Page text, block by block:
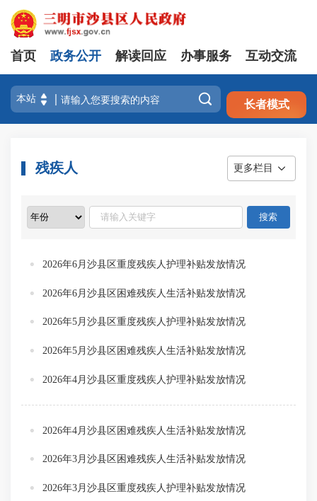
注册 登录
首页 政务公开 解读回应 办事服务 互动交流
 长者模式
残疾人 更多栏目
2026年6月沙县区重度残疾人护理补贴发放情况
2026年6月沙县区困难残疾人生活补贴发放情况
2026年5月沙县区重度残疾人护理补贴发放情况
2026年5月沙县区困难残疾人生活补贴发放情况
2026年4月沙县区重度残疾人护理补贴发放情况
2026年4月沙县区困难残疾人生活补贴发放情况
2026年3月沙县区困难残疾人生活补贴发放情况
2026年3月沙县区重度残疾人护理补贴发放情况